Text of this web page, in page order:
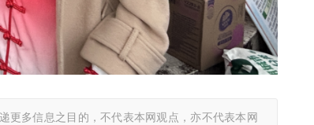
更多信息之目的，不代表本网观点，亦不代表本网